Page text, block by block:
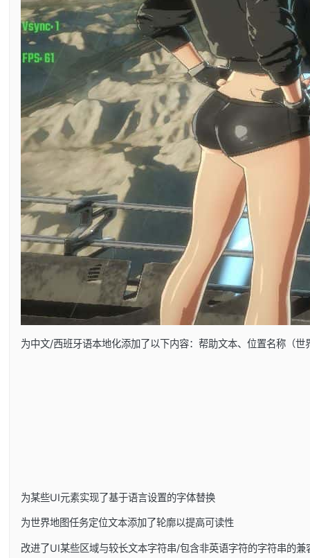
为中文/西班牙语本地化添加了以下内容：帮助文本、位置名称（
为某些UI元素实现了基于语言设置的字体替换
为世界地图任务定位文本添加了轮廓以提高可读性
改进了UI某些区域与较长文本字符串/包含非英语字符的字符串的兼